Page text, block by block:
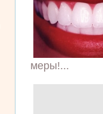
меры!...